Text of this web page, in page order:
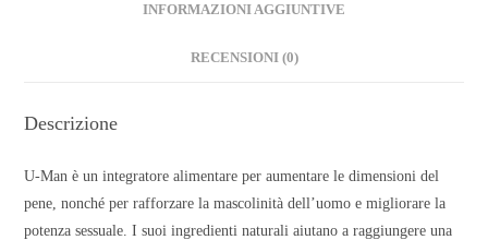
INFORMAZIONI AGGIUNTIVE
RECENSIONI (0)
Descrizione
U-Man è un integratore alimentare per aumentare le dimensioni del
pene, nonché per rafforzare la mascolinità dell’uomo e migliorare la
potenza sessuale. I suoi ingredienti naturali aiutano a raggiungere una